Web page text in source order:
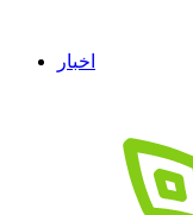
اخبار